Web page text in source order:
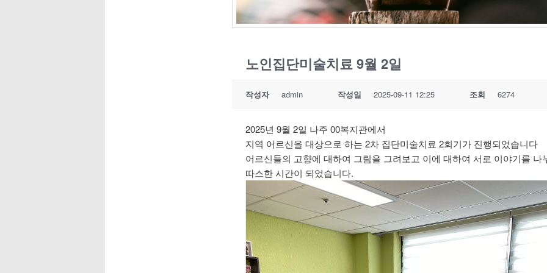
노인집단미술치료 9월 2일
작성자 admin 작성일 2025-09-11 12:25 조회 6274
2025년 9월 2일 나주 00복지관에서
지역 어르신을 대상으로 하는 2차 집단미술치료 2회기가 진행되었습니다
어르신들의 고향에 대하여 그림을 그려보고 이에 대하여 서로 이야기를 나
따스한 시간이 되었습니다.